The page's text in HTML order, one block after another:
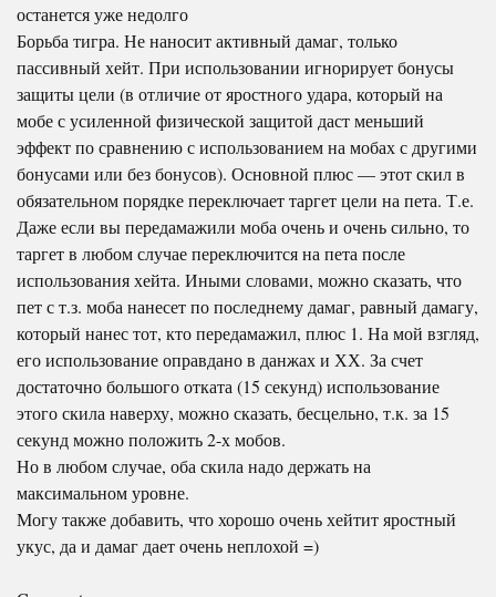
останется уже недолго
Борьба тигра. Не наносит активный дамаг, только
пассивный хейт. При использовании игнорирует бонусы
защиты цели (в отличие от яростного удара, который на
мобе с усиленной физической защитой даст меньший
эффект по сравнению с использованием на мобах с другими
бонусами или без бонусов). Основной плюс — этот скил в
обязательном порядке переключает таргет цели на пета. Т.е.
Даже если вы передамажили моба очень и очень сильно, то
таргет в любом случае переключится на пета после
использования хейта. Иными словами, можно сказать, что
пет с т.з. моба нанесет по последнему дамаг, равный дамагу,
который нанес тот, кто передамажил, плюс 1. На мой взгляд,
его использование оправдано в данжах и ХХ. За счет
достаточно большого отката (15 секунд) использование
этого скила наверху, можно сказать, бесцельно, т.к. за 15
секунд можно положить 2-х мобов.
Но в любом случае, оба скила надо держать на
максимальном уровне.
Могу также добавить, что хорошо очень хейтит яростный
укус, да и дамаг дает очень неплохой =)